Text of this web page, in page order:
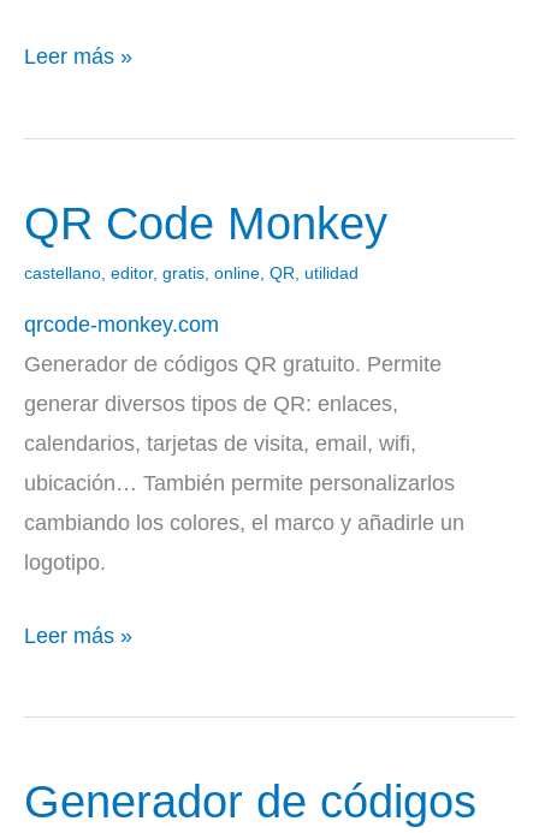
Leer más »
QR Code Monkey
castellano editor, gratis online QR utilidad
qrcode-monkey.com
Generador de códigos QR gratuito. Permite
generar diversos tipos de QR: enlaces,
calendarios, tarjetas de visita, email, wifi,
ubicación… También permite personalizarlos
cambiando los colores, el marco y añadirle un
logotipo.
QR
Code
Leer más »
Generador de códigos
Generador